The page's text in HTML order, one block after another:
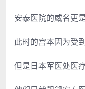
安泰医院的威名更
此时的宫本因为受
但是日本军医处医